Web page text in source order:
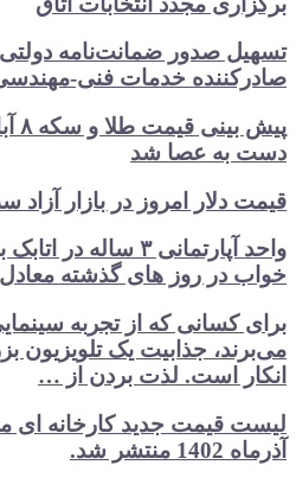
صدور ضمانت‌نامه دولتی
خدمات فنی-مهندسی
عصا شد
امروز در بازار آزاد سه‌شنبه ۷ آذر
روز های گذشته معادل…
که از تجربه سینمایی در
است. لذت بردن از …
جدید کارخانه ای